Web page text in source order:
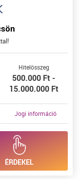
Hitelösszeg
500.000 Ft -
15.000.000 Ft
Jogi információ
ÉRDEKEL